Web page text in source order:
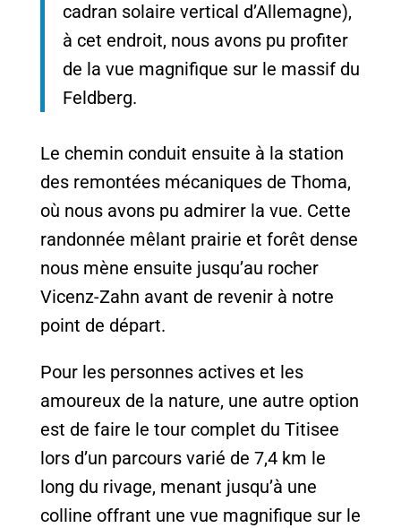
cadran solaire vertical d’Allemagne),
à cet endroit, nous avons pu profiter
de la vue magnifique sur le massif du
Feldberg.
Le chemin conduit ensuite à la station
des remontées mécaniques de Thoma,
où nous avons pu admirer la vue. Cette
randonnée mêlant prairie et forêt dense
nous mène ensuite jusqu’au rocher
Vicenz-Zahn avant de revenir à notre
point de départ.
Pour les personnes actives et les
amoureux de la nature, une autre option
est de faire le tour complet du Titisee
lors d’un parcours varié de 7,4 km le
long du rivage, menant jusqu’à une
colline offrant une vue magnifique sur le